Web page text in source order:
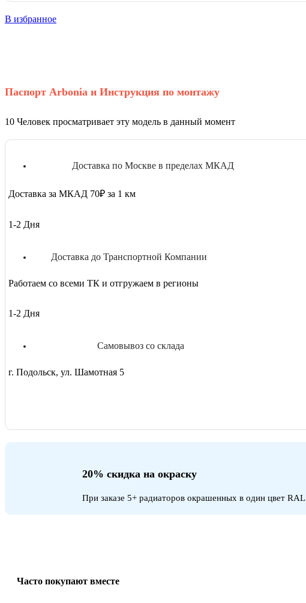
В избранное
Паспорт Arbonia и Инструкция по монтажу
10 Человек просматривает эту модель в данный момент
Доставка по Москве в пределах МКАД
Доставка за МКАД 70₽ за 1 км
1-2 Дня
Доставка до Транспортной Компании
Работаем со всеми ТК и отгружаем в регионы
1-2 Дня
Самовывоз со склада
г. Подольск, ул. Шамотная 5
20% скидка на окраску
При заказе 5+ радиаторов окрашенных в один цвет RAL
Часто покупают вместе